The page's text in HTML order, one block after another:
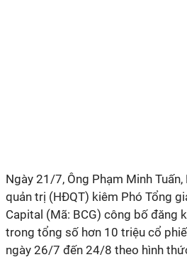
Ngày 21/7, Ông Phạm Minh
quản trị (HĐQT) kiêm Phó Tổng
Capital (Mã: BCG) công bố đăng
trong tổng số hơn 10 triệu cổ
ngày 26/7 đến 24/8 theo hình